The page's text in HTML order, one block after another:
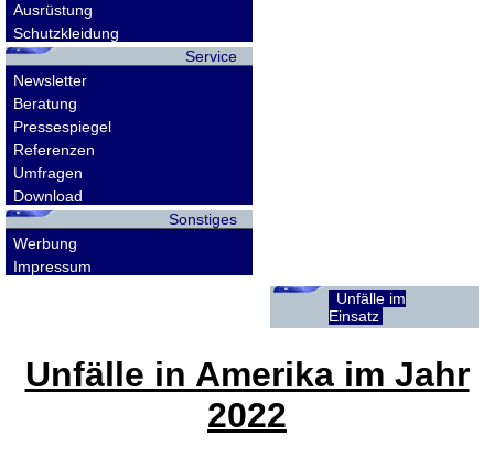
Ausrüstung
Schutzkleidung
Service
Newsletter
Beratung
Pressespiegel
Referenzen
Umfragen
Download
Sonstiges
Werbung
Impressum
Unfälle im
Einsatz
Unfälle in Amerika im Jahr
2022